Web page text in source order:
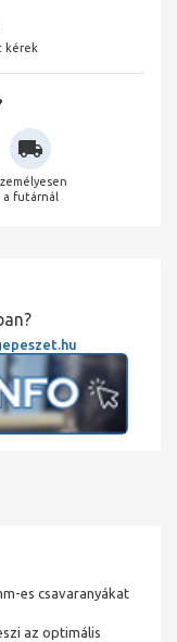
kérek
a futárnál
es csavaranyákat
az optimális